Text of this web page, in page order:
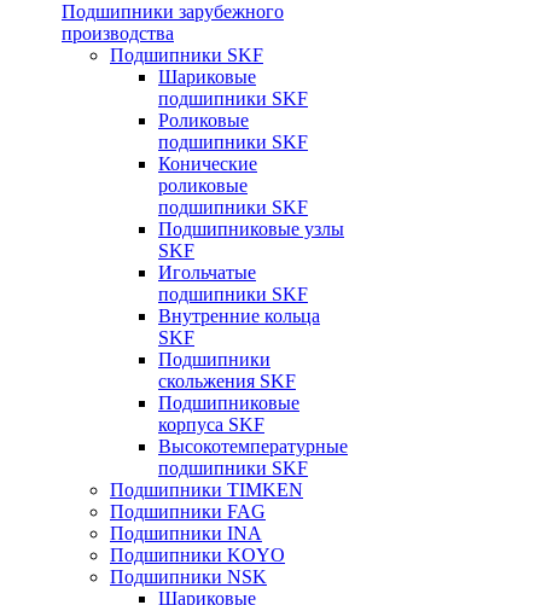
Подшипники зарубежного
производства
Подшипники SKF
Шариковые
подшипники SKF
Роликовые
подшипники SKF
Конические
роликовые
подшипники SKF
Подшипниковые узлы
SKF
Игольчатые
подшипники SKF
Внутренние кольца
SKF
Подшипники
скольжения SKF
Подшипниковые
корпуса SKF
Высокотемпературные
подшипники SKF
Подшипники TIMKEN
Подшипники FAG
Подшипники INA
Подшипники KOYO
Подшипники NSK
Шариковые